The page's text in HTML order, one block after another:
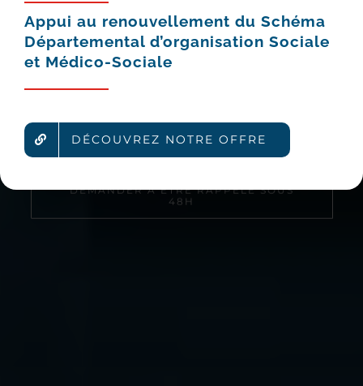
Une société du Groupe SPQR
La référence en matière de conseil
en achat public
Appui au renouvellement du Schéma
Départemental d’organisation Sociale
et Médico-Sociale
DÉCOUVREZ NOTRE OFFRE